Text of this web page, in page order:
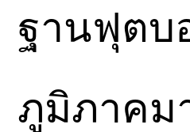
ฐานฟุตบ
ภูมิภาคม